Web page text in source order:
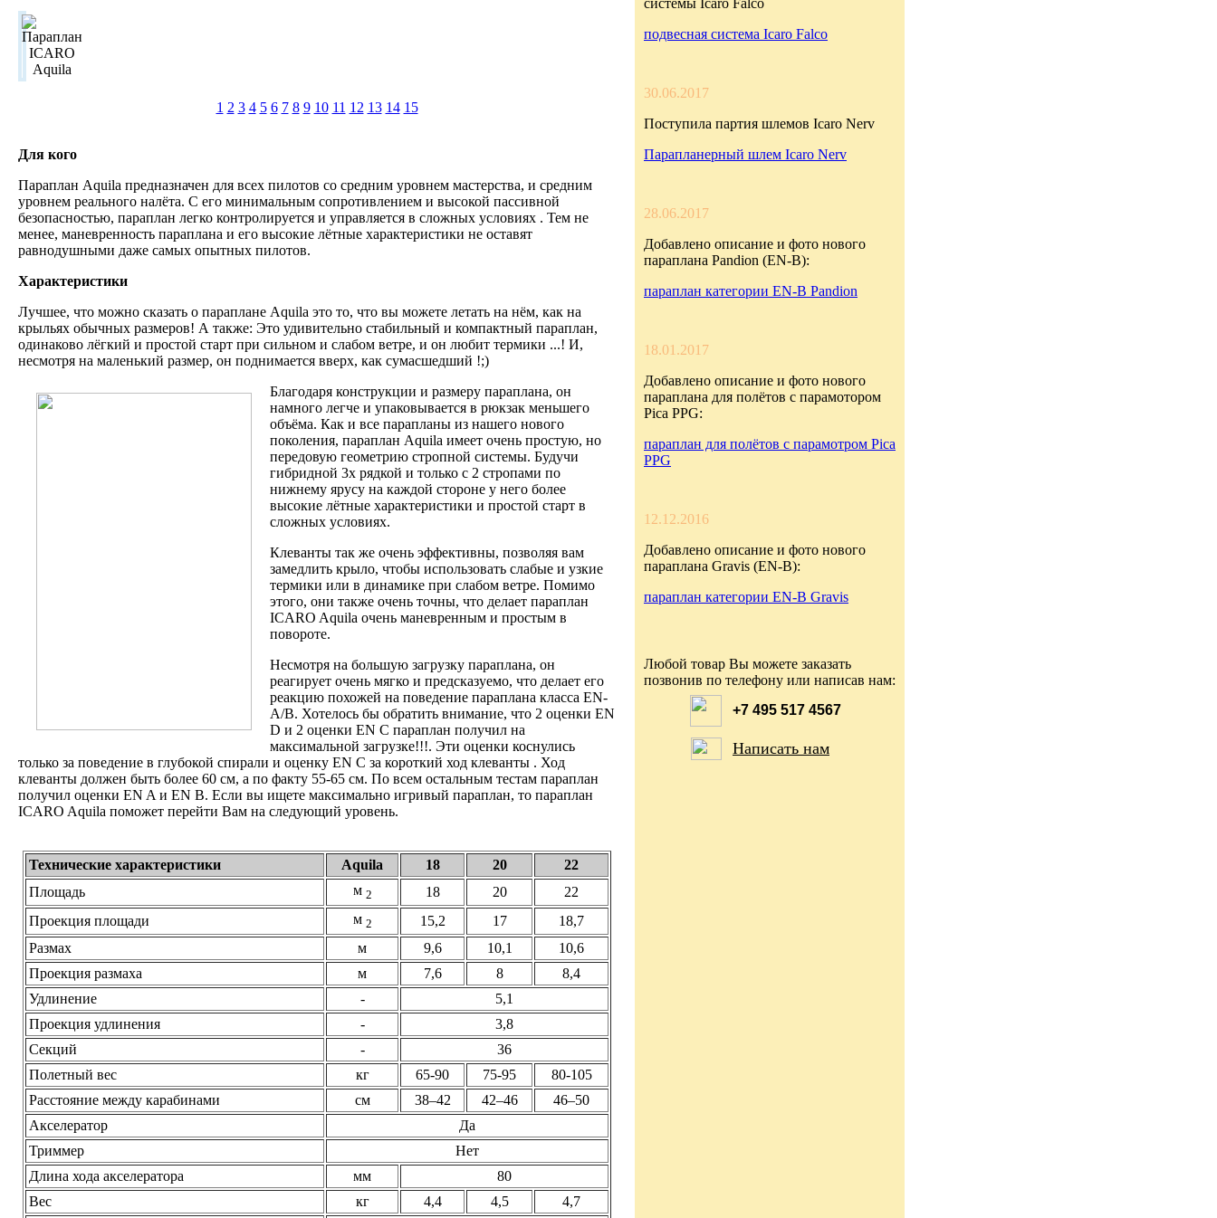
1 2 3 4 5 6 7 8 9 10 11 12 13 14 15
Для кого
Параплан Aquila предназначен для всех пилотов со средним уровнем мастерства, и средним
уровнем реального налёта. С его минимальным сопротивлением и высокой пассивной
безопасностью, параплан легко контролируется и управляется в сложных условиях . Тем не
менее, маневренность параплана и его высокие лётные характеристики не оставят
равнодушными даже самых опытных пилотов.
Характеристики
Лучшее, что можно сказать о параплане Aquila это то, что вы можете летать на нём, как на
крыльях обычных размеров! А также: Это удивительно стабильный и компактный параплан,
одинаково лёгкий и простой старт при сильном и слабом ветре, и он любит термики ...! И,
несмотря на маленький размер, он поднимается вверх, как сумасшедший !;)
Благодаря конструкции и размеру параплана, он
намного легче и упаковывается в рюкзак меньшего
объёма. Как и все парапланы из нашего нового
поколения, параплан Aquila имеет очень простую, но
передовую геометрию стропной системы. Будучи
гибридной 3х рядкой и только с 2 стропами по
нижнему ярусу на каждой стороне у него более
высокие лётные характеристики и простой старт в
сложных условиях.
Клеванты так же очень эффективны, позволяя вам
замедлить крыло, чтобы использовать слабые и узкие
термики или в динамике при слабом ветре. Помимо
этого, они также очень точны, что делает параплан
ICARO Aquila очень маневренным и простым в
повороте.
Несмотря на большую загрузку параплана, он
реагирует очень мягко и предсказуемо, что делает его
реакцию похожей на поведение параплана класса EN-
A/B. Хотелось бы обратить внимание, что 2 оценки EN
D и 2 оценки EN C параплан получил на
максимальной загрузке!!!. Эти оценки коснулись
только за поведение в глубокой спирали и оценку EN C за короткий ход клеванты . Ход
клеванты должен быть более 60 см, а по факту 55-65 см. По всем остальным тестам параплан
получил оценки EN A и EN B. Если вы ищете максимально игривый параплан, то параплан
ICARO Aquila поможет перейти Вам на следующий уровень.
Технические характеристики Aquila 18 20
22
Площадь
м 2 18 20
22
Проекция площади
м 2 15,2 17
18,7
Размах
м 9,6 10,1
10,6
Проекция размаха
м 7,6 8
8,4
Удлинение
-
5,1
Проекция удлинения
-
3,8
Секций
-
36
Полетный вес
кг 65-90 75-95
80-105
Расстояние между карабинами
см 38–42 42–46
46–50
Акселератор
Да
Триммер
Нет
Длина хода акселератора
мм
80
Вес
кг 4,4 4,5 4,7
системы Icaro Falco
подвесная система Icaro Falco
30.06.2017
Поступила партия шлемов Icaro Nerv
Парапланерный шлем Icaro Nerv
28.06.2017
Добавлено описание и фото нового
параплана Pandion (EN-B):
параплан категории EN-B Pandion
18.01.2017
Добавлено описание и фото нового
параплана для полётов с парамотором
Pica PPG:
параплан для полётов с парамотром Pica
PPG
12.12.2016
Добавлено описание и фото нового
параплана Gravis (EN-B):
параплан категории EN-B Gravis
Любой товар Вы можете заказать
позвонив по телефону или написав нам:
+7 495 517 4567
Написать нам